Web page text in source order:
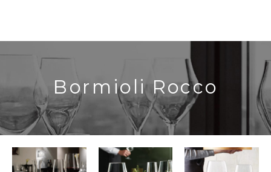
Bormioli Rocco